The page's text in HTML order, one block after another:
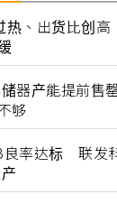
热、出货比创
器产能提前
够
良率达标 联发